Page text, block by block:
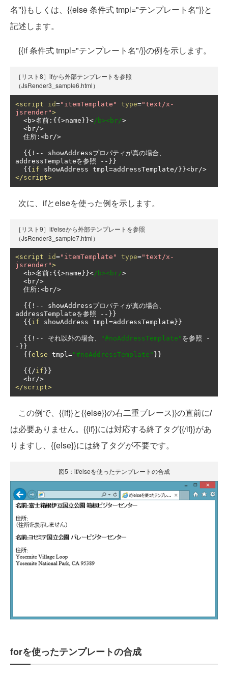
名"}}もしくは、{{else 条件式 tmpl="テンプレート名"}}と
記述します。
{{if 条件式 tmpl="テンプレート名"/}}の例を示します。
［リスト8］ifから外部テンプレートを参照
（JsRender3_sample6.html）
<script id="itemTemplate" type="text/x-
jsrender">
<b>名前:{{>name }}</b><br/>
<br/>
住所:<br/>
{{!-- showAddressプロパティが真の場合、
addressTemplateを参照
--}}
{{ if showAddress tmpl=addressTemplate/}}<br/>
</script>
次に、ifとelseを使った例を示します。
［リスト9］if/elseから外部テンプレートを参照
（JsRender3_sample7.html）
<script id="itemTemplate" type="text/x-
jsrender">
<b>名前:{{>name }}</b><br/>
<br/>
住所:<br/>
{{!-- showAddressプロパティが真の場合、
addressTemplateを参照
--}}
{{ if showAddress tmpl=addressTemplate }}
{{!-- それ以外の場合、 "#noAddressTemplate" を参照
-
-}}
{{ else tmpl="#noAddressTemplate" }}
{{/if }}
<br/>
</script>
この例で、{{if}}と{{else}}の右二重ブレース}}の直前に/
は必要ありません。{{if}}には対応する終了タグ{{/if}}があ
りますし、{{else}}には終了タグが不要です。
図5：if/elseを使ったテンプレートの合成
forを使ったテンプレートの合成